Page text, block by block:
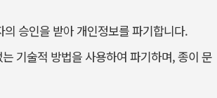
승인을 받아 개인정보를 파기합니다.
기술적 방법을 사용하여 파기하며, 종이 문